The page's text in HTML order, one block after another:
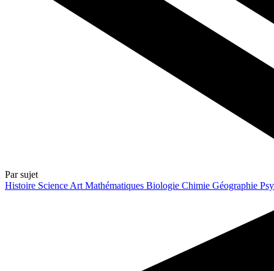
Par sujet
Histoire Science Art Mathématiques Biologie Chimie Géographie